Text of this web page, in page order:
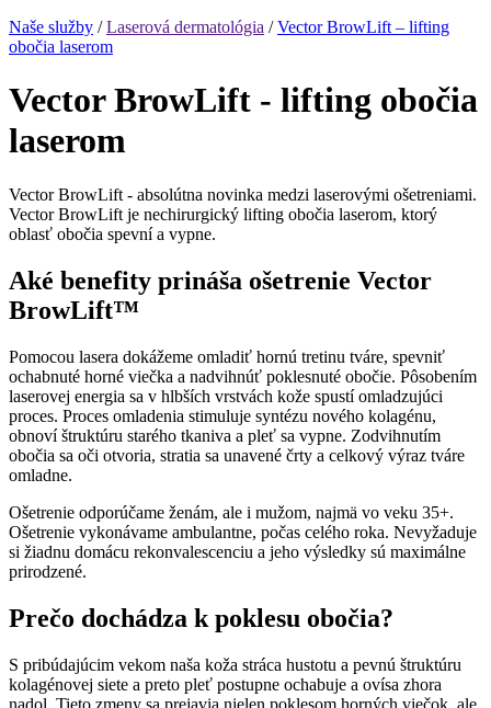
Naše služby / Laserová dermatológia / Vector BrowLift – lifting
obočia laserom
Vector BrowLift - lifting obočia
laserom
Vector BrowLift - absolútna novinka medzi laserovými ošetreniami.
Vector BrowLift je nechirurgický lifting obočia laserom, ktorý
oblasť obočia spevní a vypne.
Aké benefity prináša ošetrenie Vector
BrowLift™
Pomocou lasera dokážeme omladiť hornú tretinu tváre, spevniť
ochabnuté horné viečka a nadvihnúť poklesnuté obočie. Pôsobením
laserovej energia sa v hlbších vrstvách kože spustí omladzujúci
proces. Proces omladenia stimuluje syntézu nového kolagénu,
obnoví štruktúru starého tkaniva a pleť sa vypne. Zodvihnutím
obočia sa oči otvoria, stratia sa unavené črty a celkový výraz tváre
omladne.
Ošetrenie odporúčame ženám, ale i mužom, najmä vo veku 35+.
Ošetrenie vykonávame ambulantne, počas celého roka. Nevyžaduje
si žiadnu domácu rekonvalescenciu a jeho výsledky sú maximálne
prirodzené.
Prečo dochádza k poklesu obočia?
S pribúdajúcim vekom naša koža stráca hustotu a pevnú štruktúru
kolagénovej siete a preto pleť postupne ochabuje a ovísa zhora
nadol. Tieto zmeny sa prejavia nielen poklesom horných viečok, ale